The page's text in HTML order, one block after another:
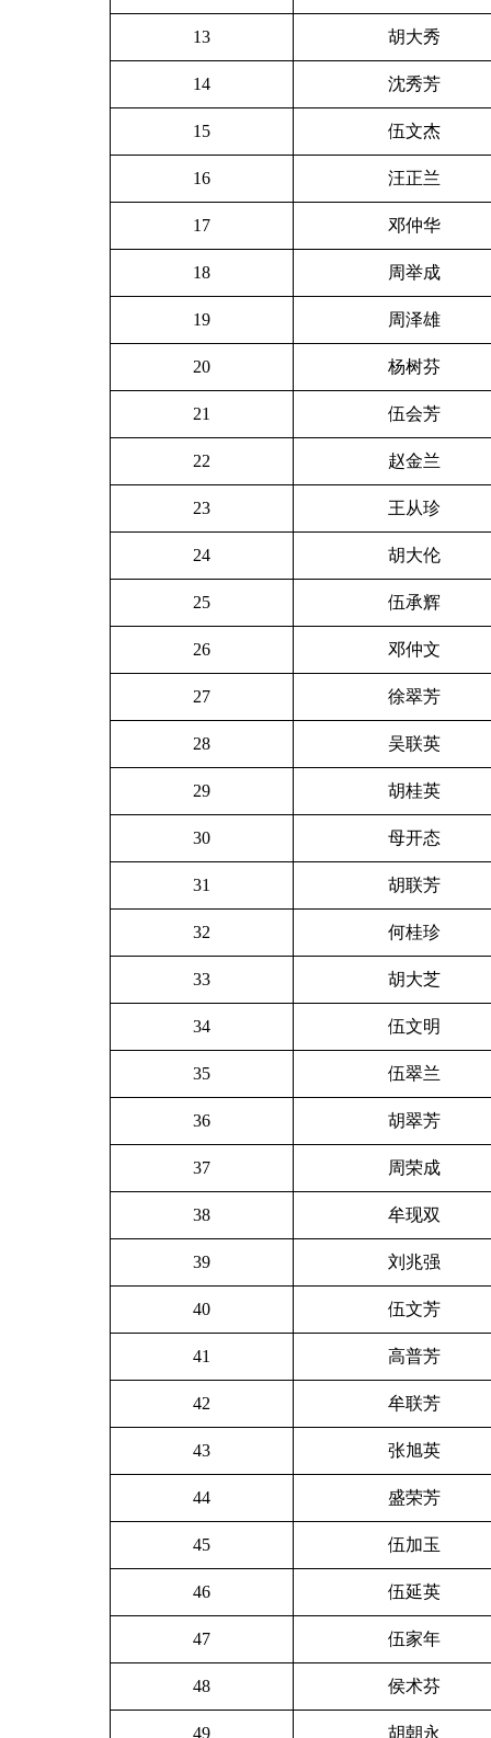
13 胡大秀
14 沈秀芳
15 伍文杰
16 汪正兰
17 邓仲华
18 周举成
19 周泽雄
20 杨树芬
21 伍会芳
22 赵金兰
23 王从珍
24 胡大伦
25 伍承辉
26 邓仲文
27 徐翠芳
28 吴联英
29 胡桂英
30 母开态
31 胡联芳
32 何桂珍
33 胡大芝
34 伍文明
35 伍翠兰
36 胡翠芳
37 周荣成
38 牟现双
39 刘兆强
40 伍文芳
41 高普芳
42 牟联芳
43 张旭英
44 盛荣芳
45 伍加玉
46 伍延英
47 伍家年
48 侯术芬
49 胡朝永